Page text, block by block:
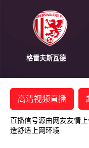
格雷夫斯瓦德
高清视频直播
直播信号源由网友友情
造舒适上网环境